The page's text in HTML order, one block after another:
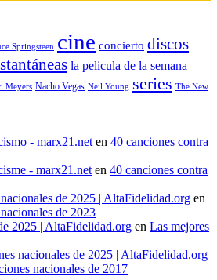
Springsteen cine concierto discos
la pelicula de la semana
Meyers Nacho Vegas Neil Young series The New
- marx21.neten 40 canciones contra
- marx21.neten 40 canciones contra
de 2025 | AltaFidelidad.org en
de 2023
2025 | AltaFidelidad.org en Las mejores
nacionales de 2025 | AltaFidelidad.org
nacionales de 2017